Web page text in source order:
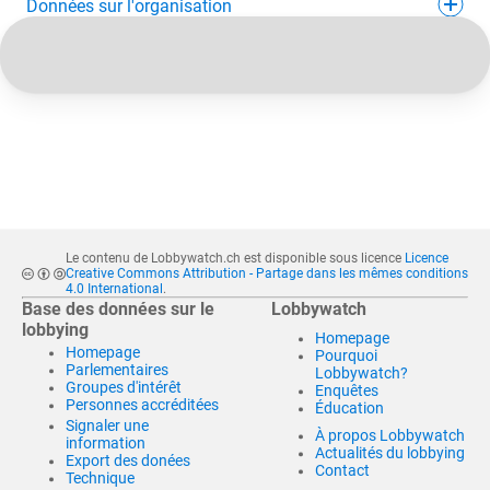
Données sur l'organisation
Le contenu de Lobbywatch.ch est disponible sous licence Licence
Creative Commons Attribution - Partage dans les mêmes conditions
4.0 International .
Base des données sur le
lobbying
Homepage
Parlementaires
Groupes d'intérêt
Personnes accréditées
Signaler une
information
Export des donées
Technique
Lobbywatch
Homepage
Pourquoi
Lobbywatch?
Enquêtes
Éducation
À propos Lobbywatch
Actualités du lobbying
Contact